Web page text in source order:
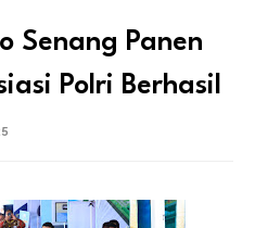
Senang Panen
Polri Berhasil